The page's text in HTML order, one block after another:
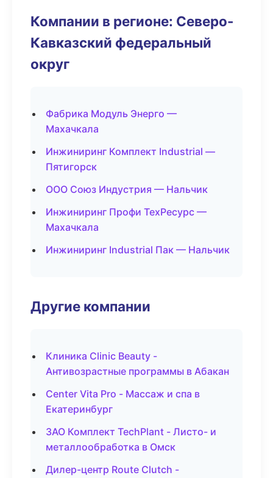
Компании в регионе: Северо-
Кавказский федеральный
округ
Фабрика Модуль Энерго —
Махачкала
Инжиниринг Комплект Industrial —
Пятигорск
ООО Союз Индустрия — Нальчик
Инжиниринг Профи ТехРесурс —
Махачкала
Инжиниринг Industrial Пак — Нальчик
Другие компании
Клиника Clinic Beauty -
Антивозрастные программы в Абакан
Center Vita Pro - Массаж и спа в
Екатеринбург
ЗАО Комплект TechPlant - Листо- и
металлообработка в Омск
Дилер-центр Route Clutch -